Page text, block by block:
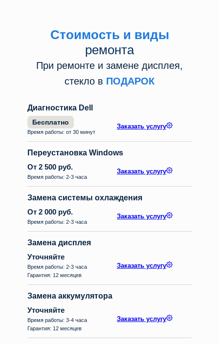
Стоимость и виды
ремонта
При ремонте и замене дисплея,
стекло в ПОДАРОК
Диагностика Dell
Бесплатно
Время работы: от 30 минут
Заказать услугу
Переустановка Windows
От 2 500 руб.
Время работы: 2-3 часа
Заказать услугу
Замена системы охлаждения
От 2 000 руб.
Время работы: 2-3 часа
Заказать услугу
Замена дисплея
Уточняйте
Время работы: 2-3 часа
Гарантия: 12 месяцев
Заказать услугу
Замена аккумулятора
Уточняйте
Время работы: 3-4 часа
Гарантия: 12 месяцев
Заказать услугу